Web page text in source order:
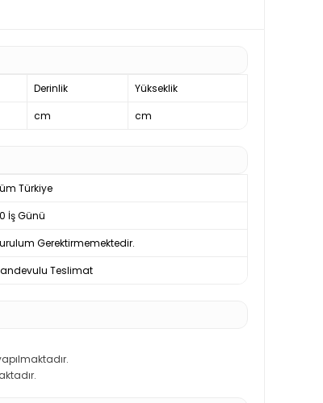
Derinlik
Yükseklik
cm cm
Türkiye
İş Günü
Gerektirmemektedir.
Teslimat